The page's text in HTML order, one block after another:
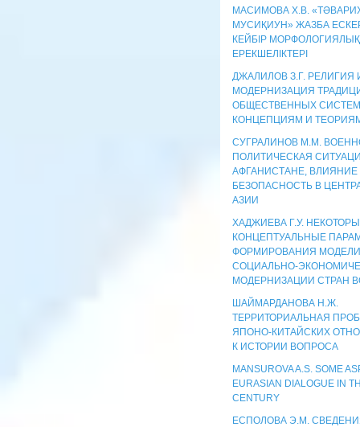
МАСИМОВА Х.В.
МУСИҚИУН» ЖАЗБА
КЕЙБІР МОРФОЛОГИЯЛЫҚ
ЕРЕКШЕЛІКТЕРІ
ДЖАЛИЛОВ З.Г. РЕЛИГИЯ
МОДЕРНИЗАЦИЯ
ОБЩЕСТВЕННЫХ
КОНЦЕПЦИЯМ И
СУГРАЛИНОВ М.М.
ПОЛИТИЧЕСКАЯ
АФГАНИСТАНЕ, ВЛИЯНИЕ
БЕЗОПАСНОСТЬ В
АЗИИ
ХАДЖИЕВА Г.У.
КОНЦЕПТУАЛЬНЫЕ
ФОРМИРОВАНИЯ МОДЕЛИ
СОЦИАЛЬНО-
МОДЕРНИЗАЦИИ СТРАН
ШАЙМАРДАНОВА Н.Ж.
ТЕРРИТОРИАЛЬНАЯ
ЯПОНО-КИТАЙСКИХ
К ИСТОРИИ ВОПРОСА
MANSUROVA A.S. SOME
EURASIAN DIALOGUE IN
CENTURY
ЕСПОЛОВА Э.М.